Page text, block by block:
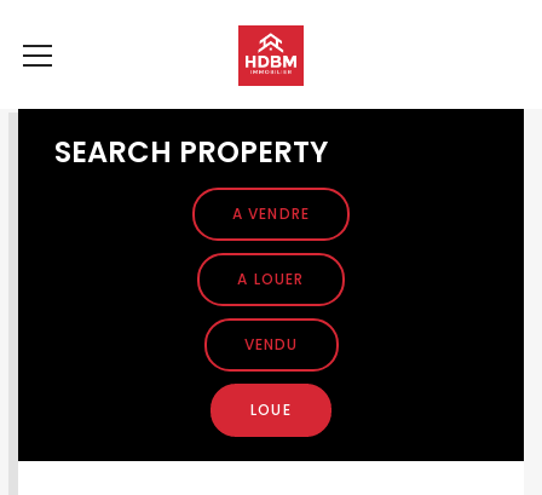
SEARCH PROPERTY
A VENDRE
A LOUER
VENDU
LOUE